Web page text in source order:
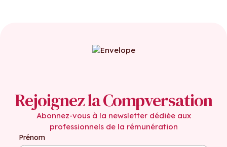
Rejoignez la Compversation
Abonnez-vous à la newsletter dédiée aux
professionnels de la rémunération
Prénom